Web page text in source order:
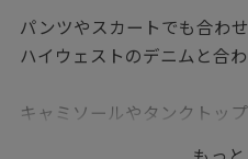
パンツやスカートでも合わ
ハイウェストのデニムと合
キャミソールやタンクトッ